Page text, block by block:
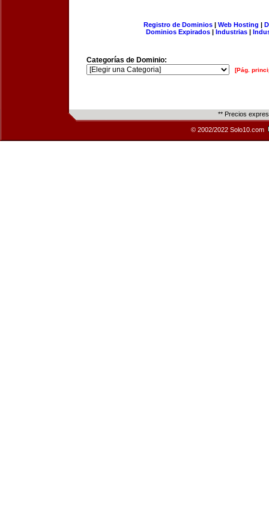
Registro de Dominios| Web Hosting |
Dominios Expirados | Industrias |
Categorías de Dominio:
[Pág.
** Precios
© 2002/2022 Solo10.com